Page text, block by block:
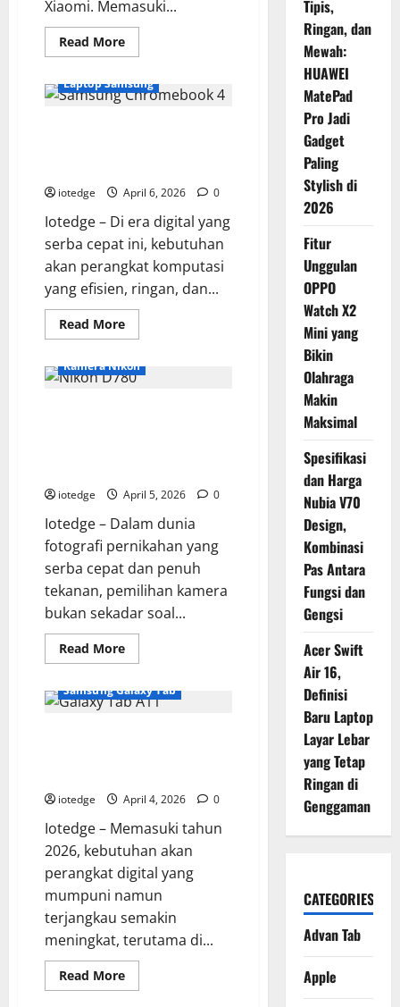
Xiaomi. Memasuki...
Read MoreRead
more
17
Bakal
Harga
dan
Fitur
Unggulannya
Laptop Samsung
iotedge April 6, 2026 0
Iotedge – Di era digital yang
serba cepat ini, kebutuhan
akan perangkat komputasi
yang efisien, ringan, dan...
Read MoreRead
more
Chromebook
4,
Kamera Nikon
iotedge April 5, 2026 0
Iotedge – Dalam dunia
fotografi pernikahan yang
serba cepat dan penuh
tekanan, pemilihan kamera
bukan sekadar soal...
Read MoreRead
more
Keunggulan
Nikon
Profesional
Samsung Galaxy Tab
iotedge April 4, 2026 0
Iotedge – Memasuki tahun
2026, kebutuhan akan
perangkat digital yang
mumpuni namun
terjangkau semakin
meningkat, terutama di...
Read MoreRead
more
Tipis,
Ringan, dan
Mewah:
HUAWEI
MatePad
Pro Jadi
Gadget
Paling
Stylish di
2026
Fitur
Unggulan
OPPO
Watch X2
Mini yang
Bikin
Olahraga
Makin
Maksimal
Spesifikasi
dan Harga
Nubia V70
Design,
Kombinasi
Pas Antara
Fungsi dan
Gengsi
Acer Swift
Air 16,
Definisi
Baru Laptop
Layar Lebar
yang Tetap
Ringan di
Genggaman
CATEGORIES
Advan Tab
Apple